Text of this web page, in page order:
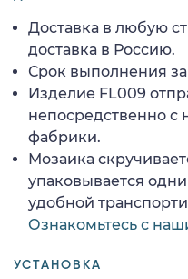
Доставка в любую
доставка в Россию.
Срок выполнения
Изделие FL009
непосредственно с
фабрики.
Мозаика
упаковывается
удобной
Ознакомьтесь с
УСТАНОВКА